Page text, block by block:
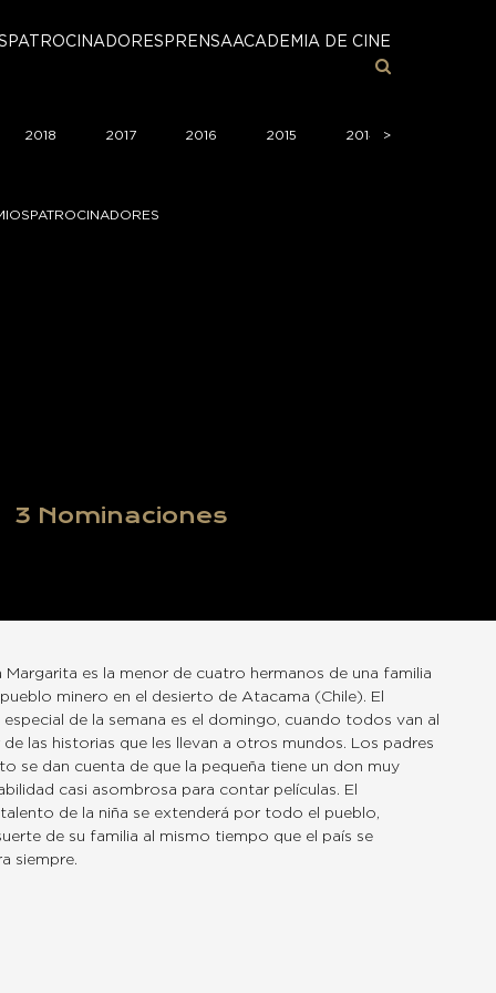
PATROCINADORES PRENSAACADEMIA DE CINE
2018 2017 2016 2015 2014 >
>
PATROCINADORES
3 Nominaciones
Margarita es la menor de cuatro hermanos de una familia
minero en el desierto de Atacama (Chile). El
de la semana es el domingo, cuando todos van al
las historias que les llevan a otros mundos. Los padres
se dan cuenta de que la pequeña tiene un don muy
casi asombrosa para contar películas. El
de la niña se extenderá por todo el pueblo,
de su familia al mismo tiempo que el país se
siempre.